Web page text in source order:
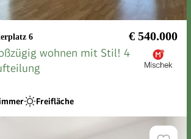
6 € 540.000
wohnen mit Stil! 4
Freifläche